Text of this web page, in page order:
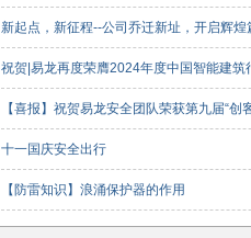
新起点，新征程--公司乔迁新址，开启辉
祝贺|易龙再度荣膺2024年度中国智能建
【喜报】祝贺易龙安全团队荣获第九届“
十一国庆安全出行
【防雷知识】浪涌保护器的作用